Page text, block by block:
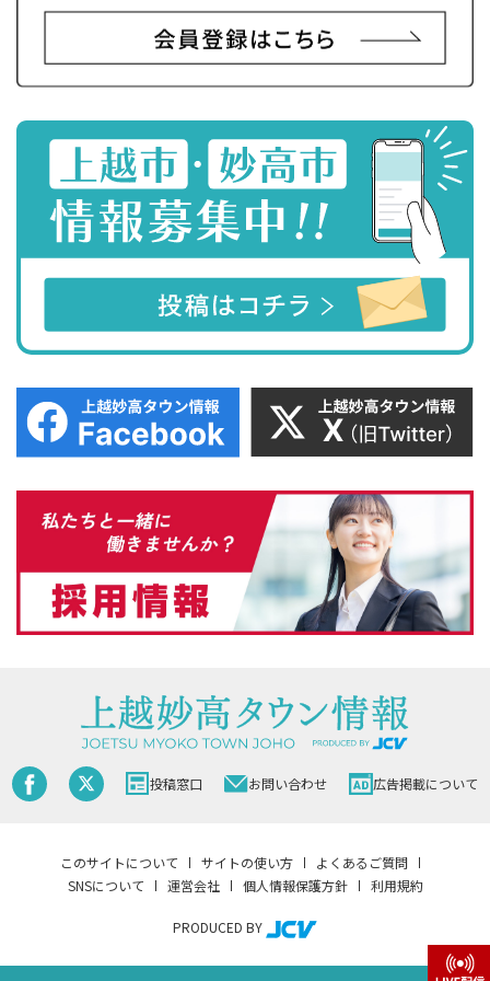
投稿窓口 お問い合わせ 広告掲載について
このサイトについて サイトの使い方
よくあるご質問
SNSについて
運営会社 個人情報保護方針 利用規約
PRODUCED BY